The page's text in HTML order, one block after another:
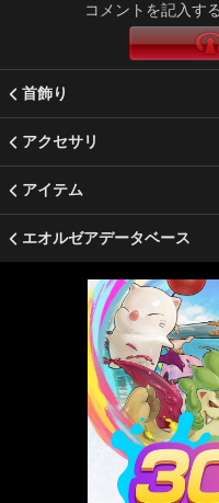
コメントを記入す
首飾り
アクセサリ
アイテム
エオルゼアデータベース